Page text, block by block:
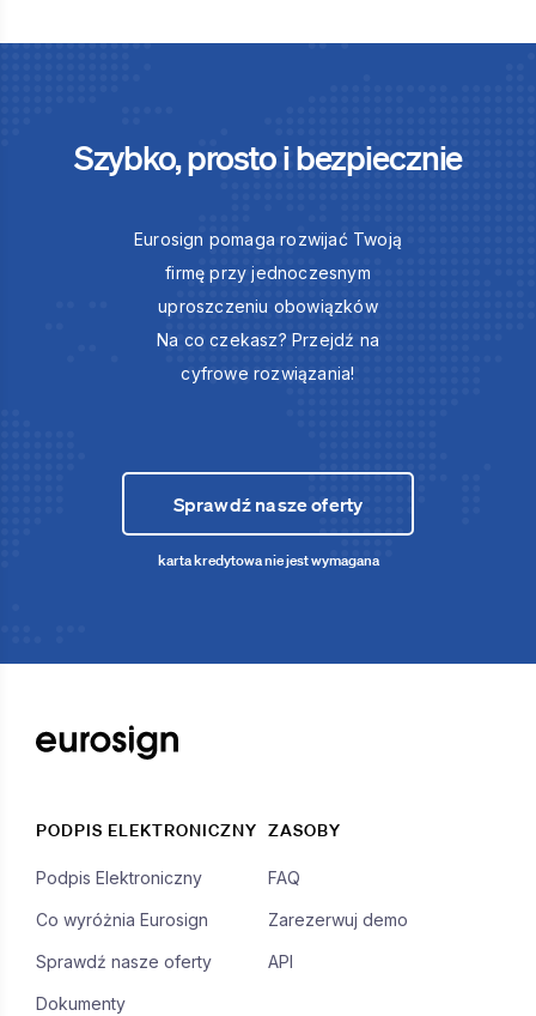
Szybko, prosto i bezpiecznie
Eurosign pomaga rozwijać Twoją
firmę przy jednoczesnym
uproszczeniu obowiązków
Na co czekasz? Przejdź na
cyfrowe rozwiązania!
Sprawdź nasze oferty
karta kredytowa nie jest wymagana
PODPIS ELEKTRONICZNY
Podpis Elektroniczny
Co wyróżnia Eurosign
Sprawdź nasze oferty
Dokumenty
ZASOBY
FAQ
Zarezerwuj demo
API